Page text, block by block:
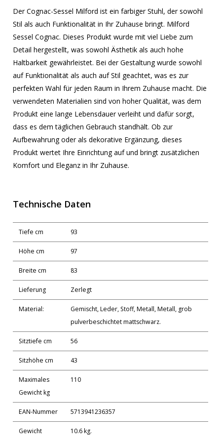
Der Cognac-Sessel Milford ist ein farbiger Stuhl, der sowohl
Stil als auch Funktionalität in Ihr Zuhause bringt. Milford
Sessel Cognac. Dieses Produkt wurde mit viel Liebe zum
Detail hergestellt, was sowohl Ästhetik als auch hohe
Haltbarkeit gewährleistet. Bei der Gestaltung wurde sowohl
auf Funktionalität als auch auf Stil geachtet, was es zur
perfekten Wahl für jeden Raum in Ihrem Zuhause macht. Die
verwendeten Materialien sind von hoher Qualität, was dem
Produkt eine lange Lebensdauer verleiht und dafür sorgt,
dass es dem täglichen Gebrauch standhält. Ob zur
Aufbewahrung oder als dekorative Ergänzung, dieses
Produkt wertet Ihre Einrichtung auf und bringt zusätzlichen
Komfort und Eleganz in Ihr Zuhause.
Technische Daten
Tiefe cm 93
Höhe cm 97
Breite cm 83
Lieferung Zerlegt
Material:
Gemischt, Leder, Stoff, Metall, Metall, grob
pulverbeschichtet mattschwarz.
Sitztiefe cm 56
Sitzhöhe cm 43
Maximales
Gewicht kg
110
EAN-Nummer 5713941236357
Gewicht 10.6 kg.